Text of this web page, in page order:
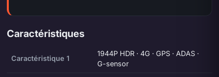
Caractéristiques
Caractéristique 1
1944P HDR · 4G · GPS · ADAS ·
G-sensor